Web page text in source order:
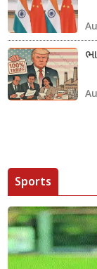
Sports